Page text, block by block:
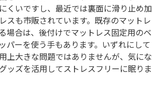
くいですし、最近では裏面に滑り止め加
スも市販されています。既存のマットレ
場合は、後付けでマットレス固定用のベ
パーを使う手もあります。いずれにして
上大きな問題ではありませんが、気にな
ッズを活用してストレスフリーに眠りま